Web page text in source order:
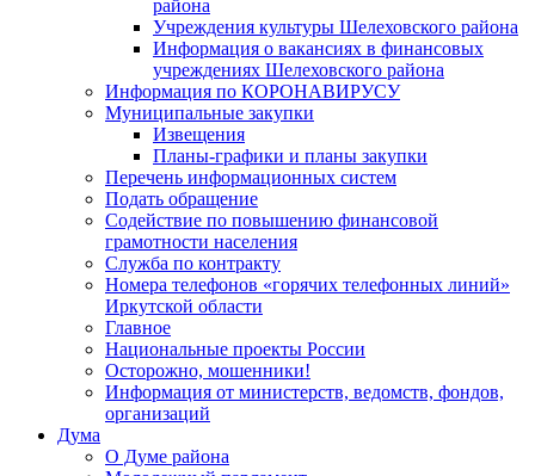
района
Учреждения культуры Шелеховского района
Информация о вакансиях в финансовых
учреждениях Шелеховского района
Информация по КОРОНАВИРУСУ
Муниципальные закупки
Извещения
Планы-графики и планы закупки
Перечень информационных систем
Подать обращение
Содействие по повышению финансовой
грамотности населения
Служба по контракту
Номера телефонов «горячих телефонных линий»
Иркутской области
Главное
Национальные проекты России
Осторожно, мошенники!
Информация от министерств, ведомств, фондов,
организаций
Дума
О Думе района